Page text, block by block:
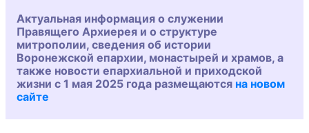
Актуальная информация о служении
Правящего Архиерея и о структуре
митрополии, сведения об истории
Воронежской епархии, монастырей и храмов, а
также новости епархиальной и приходской
жизни с 1 мая 2025 года размещаются на новом
сайте